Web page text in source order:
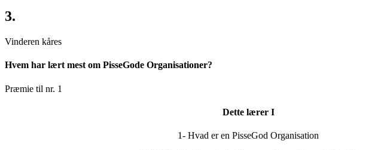
3.
Vinderen kåres
Hvem har lært mest om PisseGode Organisationer?
Præmie til nr. 1
Dette lærer I
1- Hvad er en PisseGod Organisation